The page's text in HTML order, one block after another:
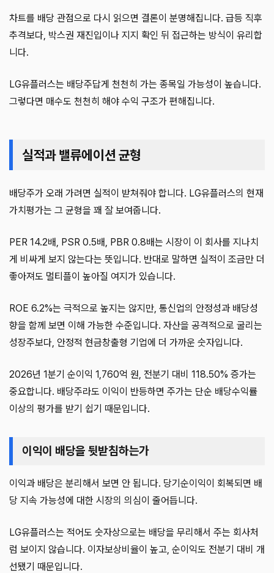
차트를 배당 관점으로 다시 읽으면 결론이 분명해집니다. 급등 직후
추격보다, 박스권 재진입이나 지지 확인 뒤 접근하는 방식이 유리합
니다.
LG유플러스는 배당주답게 천천히 가는 종목일 가능성이 높습니다.
그렇다면 매수도 천천히 해야 수익 구조가 편해집니다.
실적과 밸류에이션 균형
배당주가 오래 가려면 실적이 받쳐줘야 합니다. LG유플러스의 현재
가치평가는 그 균형을 꽤 잘 보여줍니다.
PER 14.2배, PSR 0.5배, PBR 0.8배는 시장이 이 회사를 지나치
게 비싸게 보지 않는다는 뜻입니다. 반대로 말하면 실적이 조금만 더
좋아져도 멀티플이 높아질 여지가 있습니다.
ROE 6.2%는 극적으로 높지는 않지만, 통신업의 안정성과 배당성
향을 함께 보면 이해 가능한 수준입니다. 자산을 공격적으로 굴리는
성장주보다, 안정적 현금창출형 기업에 더 가까운 숫자입니다.
2026년 1분기 순이익 1,760억 원, 전분기 대비 118.50% 증가는
중요합니다. 배당주라도 이익이 반등하면 주가는 단순 배당수익률
이상의 평가를 받기 쉽기 때문입니다.
이익이 배당을 뒷받침하는가
이익과 배당은 분리해서 보면 안 됩니다. 당기순이익이 회복되면 배
당 지속 가능성에 대한 시장의 의심이 줄어듭니다.
LG유플러스는 적어도 숫자상으로는 배당을 무리해서 주는 회사처
럼 보이지 않습니다. 이자보상비율이 높고, 순이익도 전분기 대비 개
선됐기 때문입니다.